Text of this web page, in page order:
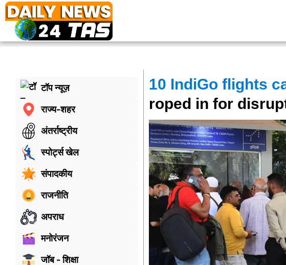
टॉप न्यूज़
राज्य-शहर
अंतर्राष्ट्रीय
स्पोर्ट्स खेल
संपादकीय
राजनीति
अपराध
मनोरंजन
जॉब - शिक्षा
10 IndiGo flights
roped in for